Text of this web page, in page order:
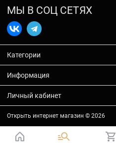
МЫ В СОЦ СЕТЯХ
Категории
Информация
Личный кабинет
Открыть интернет магазин © 2026